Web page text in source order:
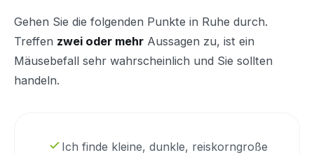
Gehen Sie die folgenden Punkte in Ruhe durch.
Treffen zwei oder mehr Aussagen zu, ist ein
Mäusebefall sehr wahrscheinlich und Sie sollten
handeln.
Ich finde kleine, dunkle, reiskorngroße